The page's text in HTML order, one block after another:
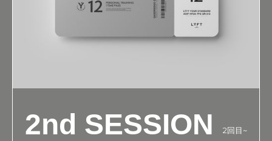
2nd SESSION 2回目~